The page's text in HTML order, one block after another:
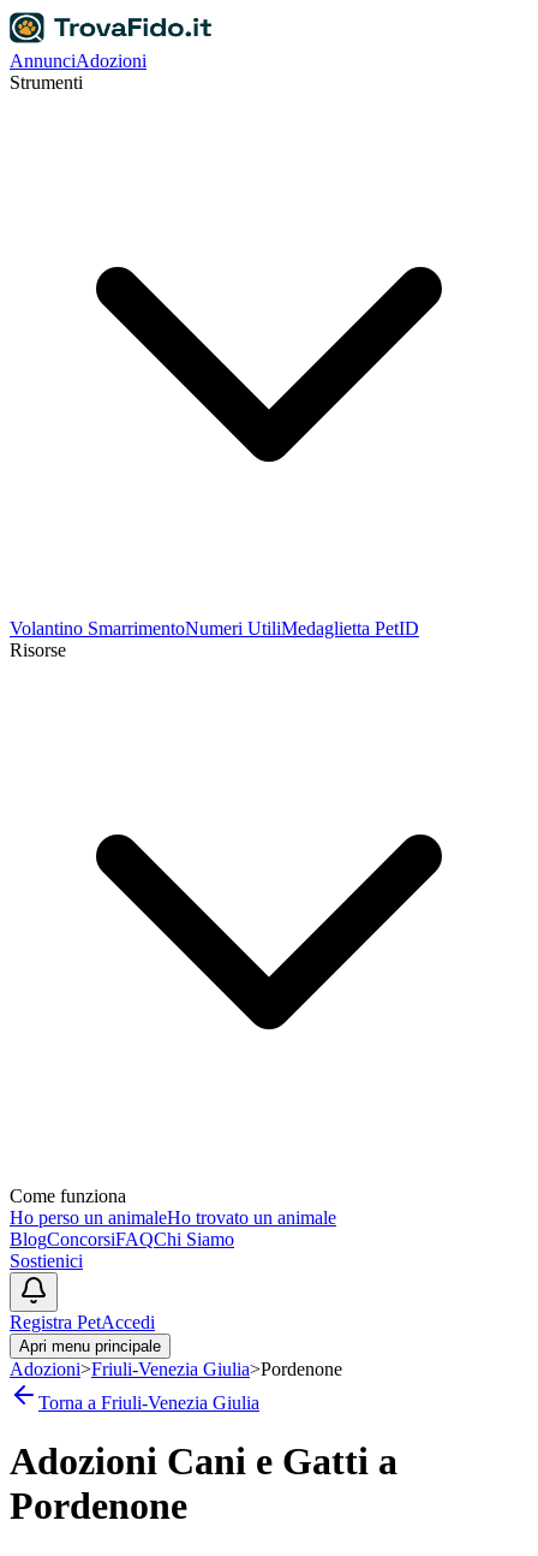
AnnunciAdozioni
Strumenti
Volantino SmarrimentoNumeri UtiliMedaglietta PetID
Risorse
Come funziona
Ho perso un animaleHo trovato un animale
BlogConcorsiFAQChi Siamo
Sostienici
Registra PetAccedi
Apri menu principale
Adozioni>Friuli-Venezia Giulia>Pordenone
Torna a Friuli-Venezia Giulia
Adozioni Cani e Gatti a
Pordenone